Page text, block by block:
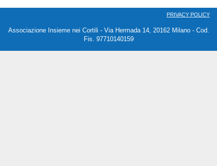
PRIVACY POLICY
Associazione Insieme nei Cortili - Via Hermada 14, 20162 Milano - Cod.
Fis. 97710140159